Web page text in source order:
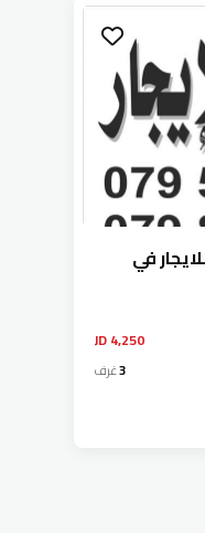
في
4,250 JD
3غرف